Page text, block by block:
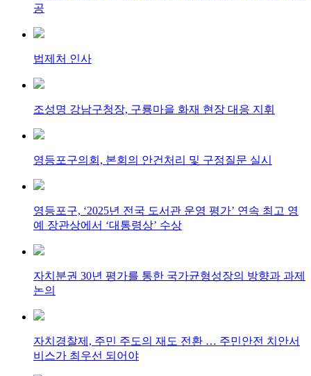
공
법제처 인사
조성명 강남구청장, 구룡마을 화재 현장 대응 지휘
영등포구의회, 본회의 안건처리 및 구정질문 실시
영등포구, ‘2025년 전국 도서관 운영 평가’ 연속 최고 영
예 장관상에서 ‘대통령상’ 수상
자치분권 30년 평가를 통한 국가균형성장의 방향과 과제
논의
자치경찰제, 주민 주도의 재도 전환 … 주민안전 치안서
비스가 최우선 되어야